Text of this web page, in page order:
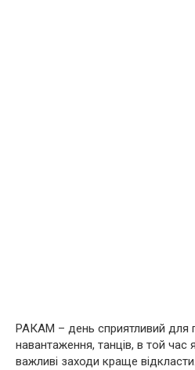
РАКАМ – день сприятливий для
навантаження, танців, в той час
важливі заходи краще